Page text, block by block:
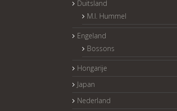
Duitsland
M.I. Hummel
Engeland
Bossons
Hongarije
Japan
Nederland